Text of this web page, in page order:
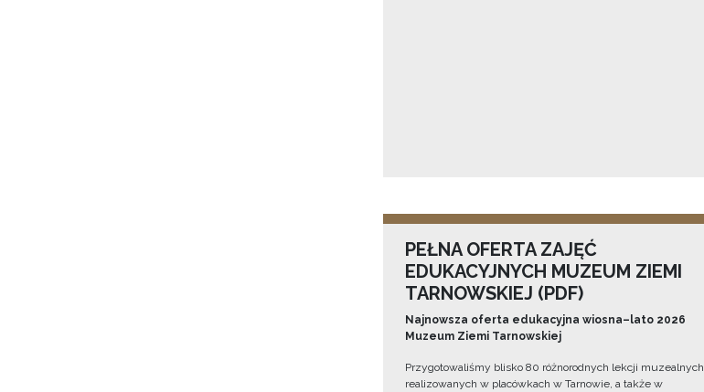
PEŁNA OFERTA ZAJĘĆ
EDUKACYJNYCH MUZEUM ZIEMI
TARNOWSKIEJ (PDF)
Najnowsza oferta edukacyjna wiosna–lato 2026
Muzeum Ziemi Tarnowskiej
Przygotowaliśmy blisko 80 różnorodnych lekcji muzealnych
realizowanych w placówkach w Tarnowie, a także w